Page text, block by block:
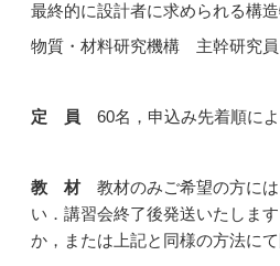
最終的に設計者に求められる構
物質・材料研究機構 主幹研究
定 員 60名，申込み先着順に
教 材教材のみご希望の方には
い．講習会終了後発送いたしま
か，または上記と同様の方法に